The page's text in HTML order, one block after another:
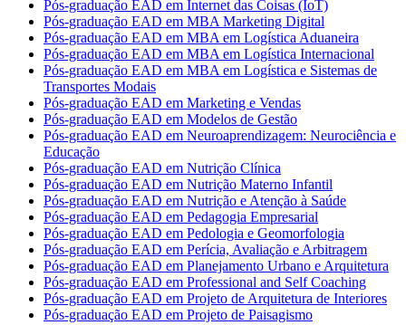
Pós-graduação EAD em Internet das Coisas (IoT)
Pós-graduação EAD em MBA Marketing Digital
Pós-graduação EAD em MBA em Logística Aduaneira
Pós-graduação EAD em MBA em Logística Internacional
Pós-graduação EAD em MBA em Logística e Sistemas de
Transportes Modais
Pós-graduação EAD em Marketing e Vendas
Pós-graduação EAD em Modelos de Gestão
Pós-graduação EAD em Neuroaprendizagem: Neurociência e
Educação
Pós-graduação EAD em Nutrição Clínica
Pós-graduação EAD em Nutrição Materno Infantil
Pós-graduação EAD em Nutrição e Atenção à Saúde
Pós-graduação EAD em Pedagogia Empresarial
Pós-graduação EAD em Pedologia e Geomorfologia
Pós-graduação EAD em Perícia, Avaliação e Arbitragem
Pós-graduação EAD em Planejamento Urbano e Arquitetura
Pós-graduação EAD em Professional and Self Coaching
Pós-graduação EAD em Projeto de Arquitetura de Interiores
Pós-graduação EAD em Projeto de Paisagismo